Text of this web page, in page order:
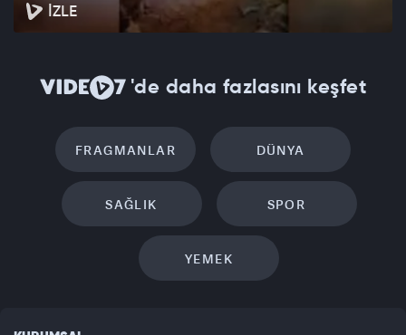
İZLE
'de daha fazlasını keşfet
FRAGMANLAR DÜNYA
SAĞLIK SPOR
YEMEK